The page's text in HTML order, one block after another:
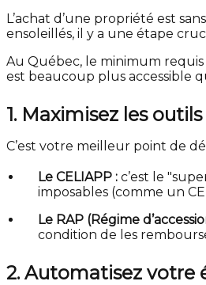
L’achat d’une propriété est
ensoleillés, il y a une étape
Au Québec, le minimum
est beaucoup plus accessible
1. Maximisez les
C’est votre meilleur point de
Le CELIAPP : c’est le
imposables (comme un
Le RAP (Régime
condition de les
2. Automatisez votre